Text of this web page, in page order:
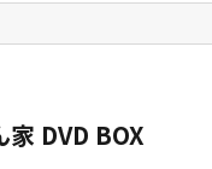
DVD BOX